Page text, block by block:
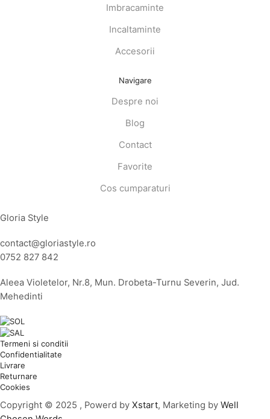
Imbracaminte
Incaltaminte
Accesorii
Navigare
Despre noi
Blog
Contact
Favorite
Cos cumparaturi
Gloria Style
contact@gloriastyle.ro
0752 827 842
Aleea Violetelor, Nr.8, Mun. Drobeta-Turnu Severin, Jud.
Mehedinti
Termeni si conditii
Confidentialitate
Livrare
Returnare
Cookies
Copyright © 2025 , Powerd by Xstart, Marketing by Well